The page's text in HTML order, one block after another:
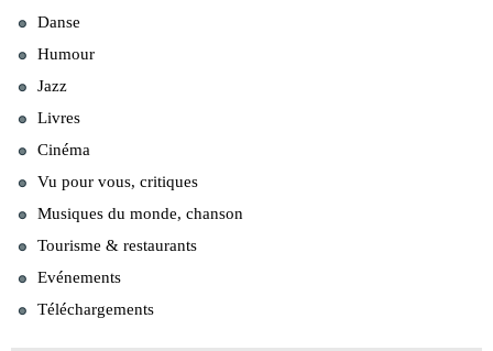
Danse
Humour
Jazz
Livres
Cinéma
Vu pour vous, critiques
Musiques du monde, chanson
Tourisme & restaurants
Evénements
Téléchargements